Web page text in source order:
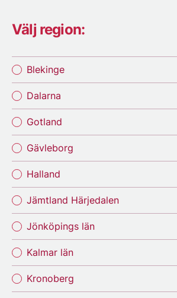
Välj region:
Blekinge
Dalarna
Gotland
Gävleborg
Halland
Jämtland Härjedalen
Jönköpings län
Kalmar län
Kronoberg